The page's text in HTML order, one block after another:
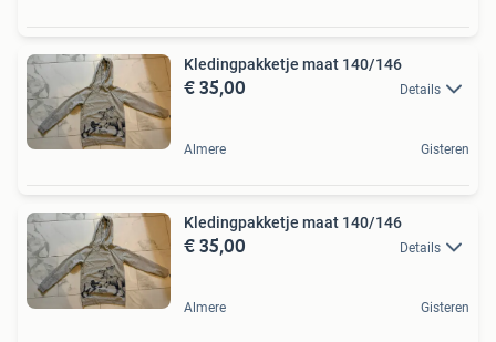
Kledingpakketje maat 140/146
€ 35,00 Details
Almere Gisteren
Kledingpakketje maat 140/146
€ 35,00 Details
Almere Gisteren